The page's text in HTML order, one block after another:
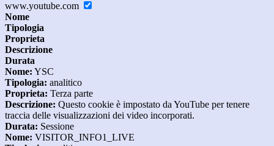
www.youtube.com
Nome
Tipologia
Proprieta
Descrizione
Durata
Nome: YSC
Tipologia: analitico
Proprieta: Terza parte
Descrizione: Questo cookie è impostato da YouTube per tenere
traccia delle visualizzazioni dei video incorporati.
Durata: Sessione
Nome: VISITOR_INFO1_LIVE